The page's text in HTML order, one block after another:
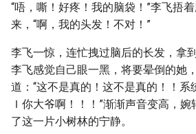
“唔，嘶！好疼！我的脑袋！”李飞捂
来，“啊，我的头发！不对！”
李飞一惊，连忙拽过脑后的长发，拿
李飞感觉自己眼一黑，将要晕倒的她
道：“这不是真的！这不是真的！！系
Ｉ你大爷啊！！！”渐渐声音变高，
了这一片小树林的宁静。